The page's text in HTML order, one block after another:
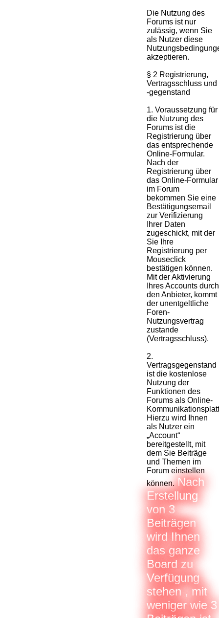
Die Nutzung des
Forums ist nur
zulässig, wenn Sie
als Nutzer diese
akzeptieren.
§ 2 Registrierung,
Vertragsschluss und
-gegenstand
1. Voraussetzung für
die Nutzung des
Forums ist die
Registrierung über
das entsprechende
Online-Formular.
Nach der
Registrierung über
das Online-Formular
im Forum
bekommen Sie eine
Bestätigungsemail
zur Verifizierung
Ihrer Daten
zugeschickt, mit der
Sie Ihre
Registrierung per
Mouseclick
bestätigen können.
Mit der Aktivierung
Ihres Accounts durch
den Anbieter, kommt
der unentgeltliche
Foren-
Nutzungsvertrag
zustande
(Vertragsschluss).
2.
Vertragsgegenstand
ist die kostenlose
Nutzung der
Funktionen des
Forums als Online-
Hierzu wird Ihnen
als Nutzer ein
„Account“
bereitgestellt, mit
dem Sie Beiträge
und Themen im
Forum einstellen
können. Nach
Erstellung
von 3
Beiträgen
wird Ihnen
das ganze
Board zu
Verfügung
stehen , mit
weniger wie 3